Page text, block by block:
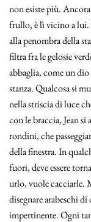
non esiste più.
frullo, è lì vicino a lui.
alla penombra della
filtra fra le gelosie
abbaglia, come un
stanza. Qualcosa si
nella striscia di luce
con le braccia, Jean si
rondini, che
della finestra. In
fuori, deve essere
urlo, vuole cacciarle.
disegnare arabeschi
impertinente. Ogni